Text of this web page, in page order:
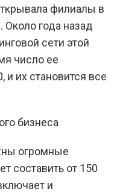
филиалы в
Около года назад
сети этой
число ее
и их становится все
огромные
составить от 150
и